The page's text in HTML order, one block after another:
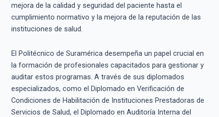
mejora de la calidad y seguridad del paciente hasta el
cumplimiento normativo y la mejora de la reputación de las
instituciones de salud.
El Politécnico de Suramérica desempeña un papel crucial en
la formación de profesionales capacitados para gestionar y
auditar estos programas. A través de sus diplomados
especializados, como el Diplomado en Verificación de
Condiciones de Habilitación de Instituciones Prestadoras de
Servicios de Salud, el Diplomado en Auditoría Interna del